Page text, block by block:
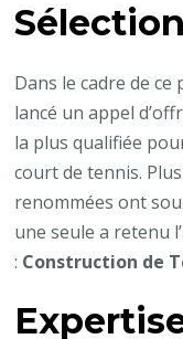
Dans le cadre de
lancé un appel
la plus qualifiée
court de tennis.
renommées ont
une seule a retenu
: Construction de